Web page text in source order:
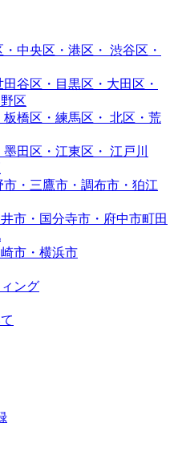
中央区・港区・ 渋谷区・
田谷区・目黒区・大田区・
区
橋区・練馬区・ 北区・荒
田区・江東区・ 江戸川
市・三鷹市・調布市・ 狛江
市・国分寺市・府中市町田
崎市・横浜市
ング